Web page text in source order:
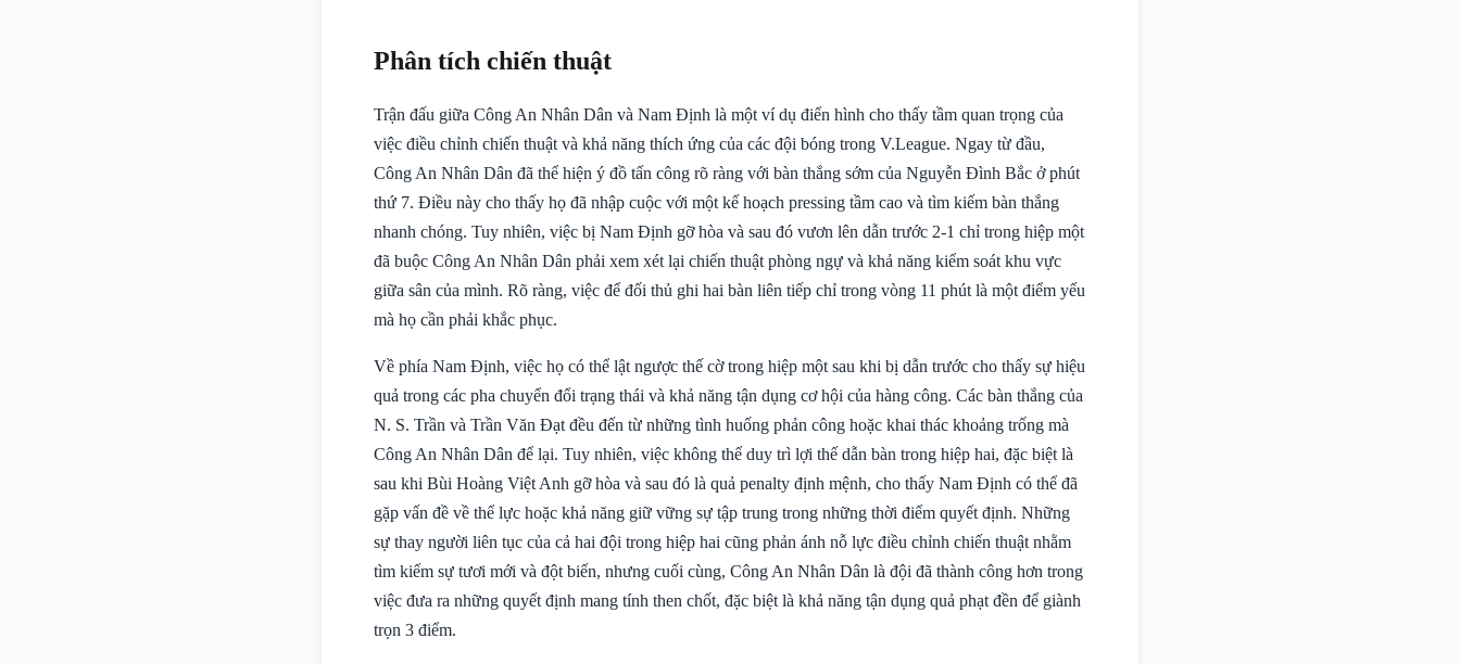
Phân tích chiến thuật
Trận đấu giữa Công An Nhân Dân và Nam Định là một ví dụ điển hình cho thấy tầm quan trọng của
việc điều chỉnh chiến thuật và khả năng thích ứng của các đội bóng trong V.League. Ngay từ đầu,
Công An Nhân Dân đã thể hiện ý đồ tấn công rõ ràng với bàn thắng sớm của Nguyễn Đình Bắc ở phút
thứ 7. Điều này cho thấy họ đã nhập cuộc với một kế hoạch pressing tầm cao và tìm kiếm bàn thắng
nhanh chóng. Tuy nhiên, việc bị Nam Định gỡ hòa và sau đó vươn lên dẫn trước 2-1 chỉ trong hiệp một
đã buộc Công An Nhân Dân phải xem xét lại chiến thuật phòng ngự và khả năng kiểm soát khu vực
giữa sân của mình. Rõ ràng, việc để đối thủ ghi hai bàn liên tiếp chỉ trong vòng 11 phút là một điểm yếu
mà họ cần phải khắc phục.
Về phía Nam Định, việc họ có thể lật ngược thế cờ trong hiệp một sau khi bị dẫn trước cho thấy sự hiệu
quả trong các pha chuyển đổi trạng thái và khả năng tận dụng cơ hội của hàng công. Các bàn thắng của
N. S. Trần và Trần Văn Đạt đều đến từ những tình huống phản công hoặc khai thác khoảng trống mà
Công An Nhân Dân để lại. Tuy nhiên, việc không thể duy trì lợi thế dẫn bàn trong hiệp hai, đặc biệt là
sau khi Bùi Hoàng Việt Anh gỡ hòa và sau đó là quả penalty định mệnh, cho thấy Nam Định có thể đã
gặp vấn đề về thể lực hoặc khả năng giữ vững sự tập trung trong những thời điểm quyết định. Những
sự thay người liên tục của cả hai đội trong hiệp hai cũng phản ánh nỗ lực điều chỉnh chiến thuật nhằm
tìm kiếm sự tươi mới và đột biến, nhưng cuối cùng, Công An Nhân Dân là đội đã thành công hơn trong
việc đưa ra những quyết định mang tính then chốt, đặc biệt là khả năng tận dụng quả phạt đền để giành
trọn 3 điểm.